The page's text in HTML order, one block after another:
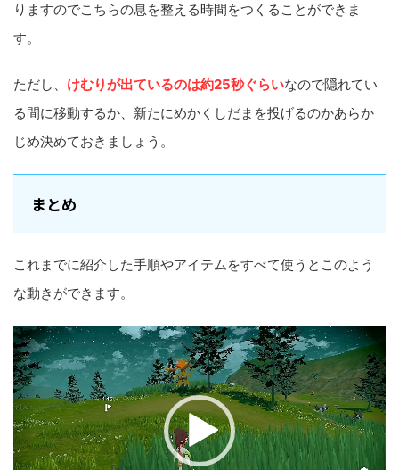
りますのでこちらの息を整える時間をつくることができま
す。
ただし、 けむりが出ているのは約25秒ぐらいなので隠れてい
る間に移動するか、新たにめかくしだまを投げるのかあらか
じめ決めておきましょう。
まとめ
これまでに紹介した手順やアイテムをすべて使うとこのよう
な動きができます。
動
画
プ
レ
ー
ヤ
ー